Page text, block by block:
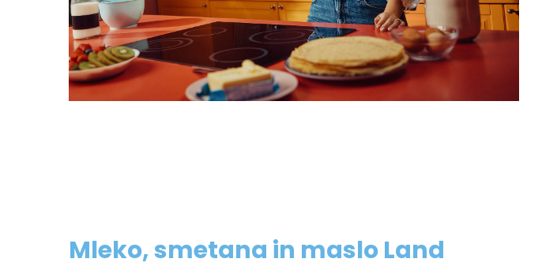
Mleko, smetana in maslo Land